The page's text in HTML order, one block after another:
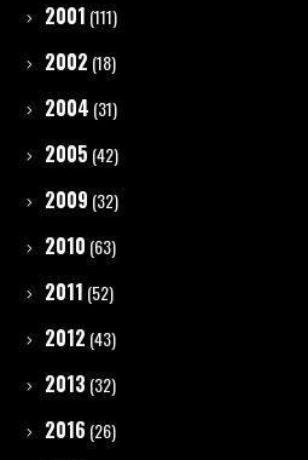
2001 (111)
2002 (18)
2004 (31)
2005 (42)
2009 (32)
2010 (63)
2011 (52)
2012 (43)
2013 (32)
2016 (26)